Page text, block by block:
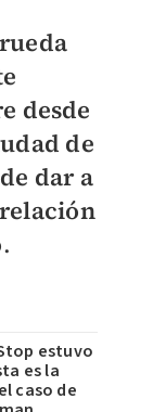
desde
de
dar a
.
estuvo
es la
caso de